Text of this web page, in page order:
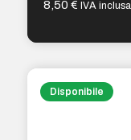
8,50€ IVA inclusa
Disponibile